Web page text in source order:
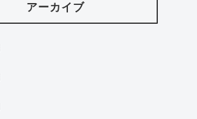
アーカイブ